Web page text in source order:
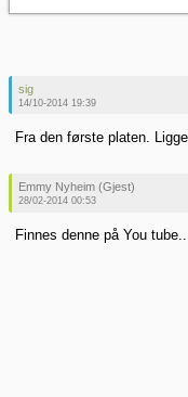
sig
14/10-2014 19:39
Fra den første platen.
Emmy Nyheim (Gjest)
28/02-2014 00:53
Finnes denne på You